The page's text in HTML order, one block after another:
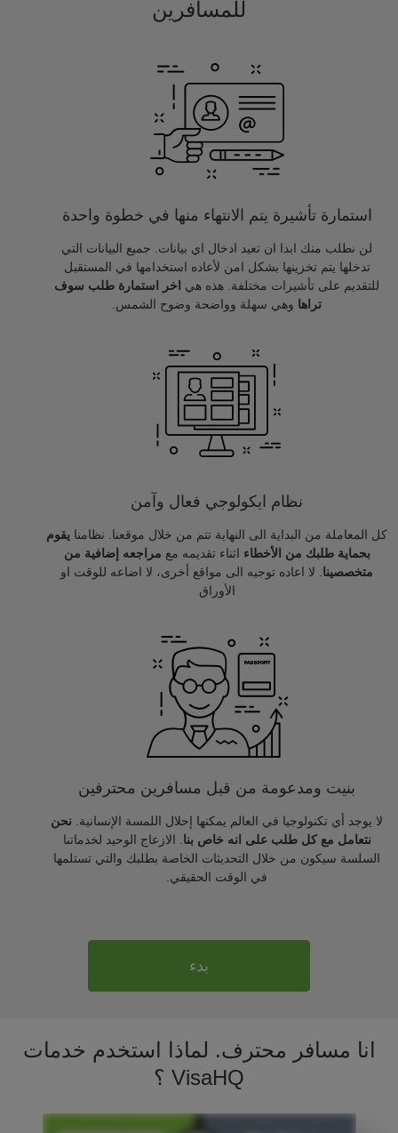
للمسافرين
استمارة تأشيرة يتم الانتهاء منها في خطوة واحدة
لن نطلب منك ابدا ان تعيد ادخال اي بيانات. جميع البيانات التي
تدخلها يتم تخزينها بشكل امن لأعاده استخدامها في المستقبل
للتقديم على تأشيرات مختلفة. هذه هي
اخر استمارة طلب سوف
تراها وهي سهلة وواضحة وضوح الشمس.
نظام ايكولوجي فعال وآمن
كل المعاملة من البداية الى النهاية تتم من خلال موقعنا. نظامنا يقوم
بحماية طلبك من الأخطاء اثناء تقديمه مع مراجعه إضافية من
متخصصينا . لا اعاده توجيه الى مواقع أخرى، لا اضاعه للوقت او
الأوراق
بنيت ومدعومة من قبل مسافرين محترفين
لا يوجد أي تكنولوجيا في العالم يمكنها إحلال اللمسة الإنسانية. نحن
نتعامل مع كل طلب على انه خاص بنا . الازعاج الوحيد لخدماتنا
السلسة سيكون من خلال التحديثات الخاصة بطلبك والتي تستلمها
في الوقت الحقيقي.
بدء
انا مسافر محترف. لماذا استخدم خدمات
VisaHQ ؟